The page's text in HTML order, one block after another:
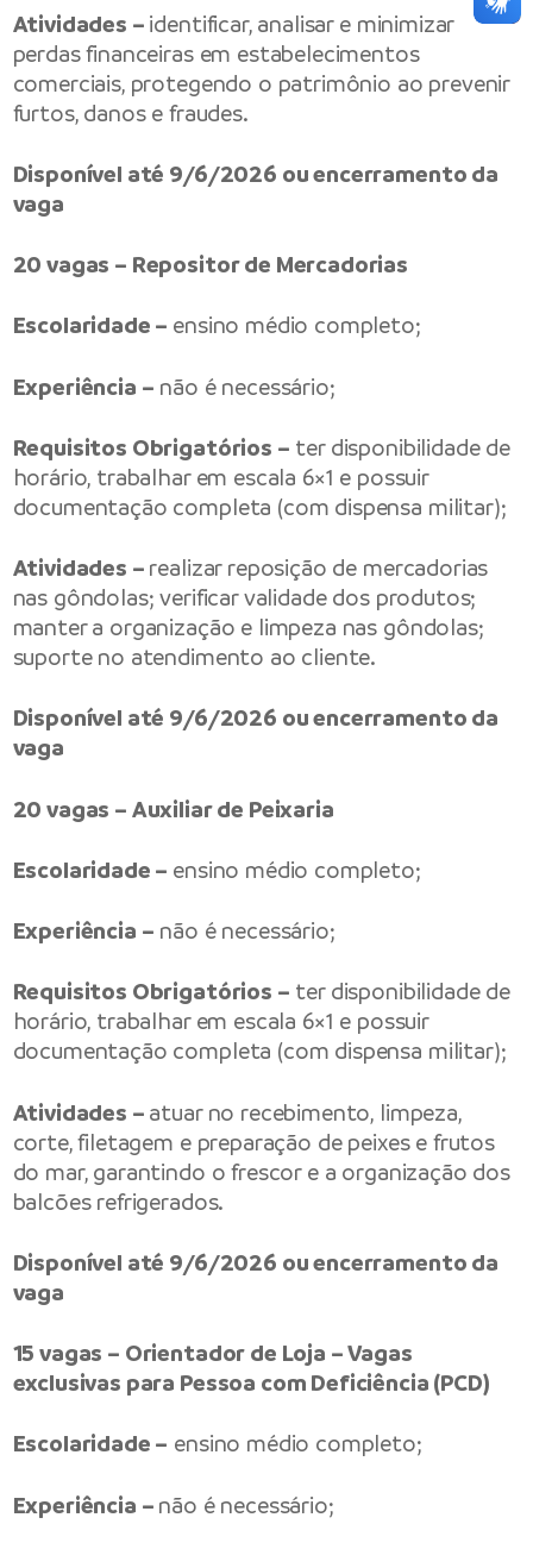
Atividades – identificar, analisar e minimizar
perdas financeiras em estabelecimentos
comerciais, protegendo o patrimônio ao prevenir
furtos, danos e fraudes.
Disponível até 9/6/2026 ou encerramento da
vaga
20 vagas – Repositor de Mercadorias
Escolaridade – ensino médio completo;
Experiência – não é necessário;
Requisitos Obrigatórios – ter disponibilidade de
horário, trabalhar em escala 6×1 e possuir
documentação completa (com dispensa militar);
Atividades – realizar reposição de mercadorias
nas gôndolas; verificar validade dos produtos;
manter a organização e limpeza nas gôndolas;
suporte no atendimento ao cliente.
Disponível até 9/6/2026 ou encerramento da
vaga
20 vagas – Auxiliar de Peixaria
Escolaridade – ensino médio completo;
Experiência – não é necessário;
Requisitos Obrigatórios – ter disponibilidade de
horário, trabalhar em escala 6×1 e possuir
documentação completa (com dispensa militar);
Atividades – atuar no recebimento, limpeza,
corte, filetagem e preparação de peixes e frutos
do mar, garantindo o frescor e a organização dos
balcões refrigerados.
Disponível até 9/6/2026 ou encerramento da
vaga
15 vagas – Orientador de Loja – Vagas
exclusivas para Pessoa com Deficiência (PCD)
Escolaridade – ensino médio completo;
Experiência – não é necessário;